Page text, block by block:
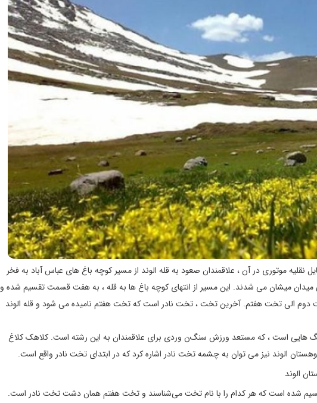
موتوری در آن ، علاقمندان صعود به قله الوند از مسیر کوچه باغ‌ های عباس آباد به فخر
میشان می‌ شدند. این مسیر از انتهای کوچه باغ‌ ها به قله ، به هفت قسمت تقسیم شده و
تخت هفتم. آخرین تخت ، تخت نادر است که تخت هفتم نامیده می‌ شود و قله الوند
هایی است ، که مستعد ورزش سنگ‌ن وردی برای علاقمندان به این رشته است. کلاهک کلاغ
الوند نیز می‌ توان به چشمه تخت نادر اشاره کرد که در ابتدای تخت نادر واقع است.
باغ‌های عباس آباد تا قله الوند به 7 قسمت تقسیم شده است که هر کدام را با نام تخت می‌شناسند و تخت هفتم همان دشت تخت نادر است.